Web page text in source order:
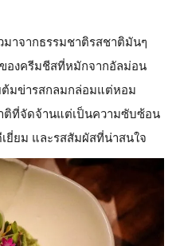
าจากธรรมชาติรสชาติมันๆ
องครีมชีสที่หมักจากอัลม่อน
ต้มข่ารสกลมกล่อมแต่หอม
ติที่จัดจ้านแต่เป็นความซับซ้อน
ยี่ยม และรสสัมผัสที่น่าสนใจ